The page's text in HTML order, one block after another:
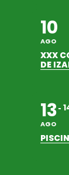
10
AGO
XXX
DE
13
AGO